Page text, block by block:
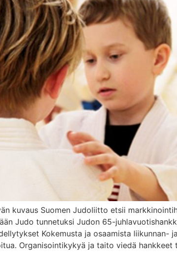
kuvaus Suomen Judoliitto etsii
Judo tunnetuksi Judon 65-
Kokemusta ja osaamista liikunnan-
Organisointikykyä ja taito viedä hankkeet